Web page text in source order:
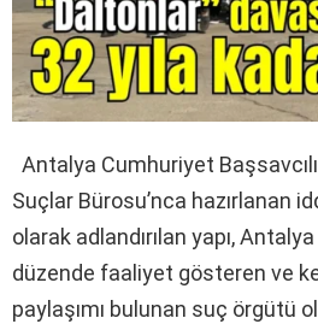
Antalya Cumhuriyet
Suçlar Bürosu’nca hazırlanan
olarak adlandırılan yapı,
düzende faaliyet gösteren ve
paylaşımı bulunan suç örgütü